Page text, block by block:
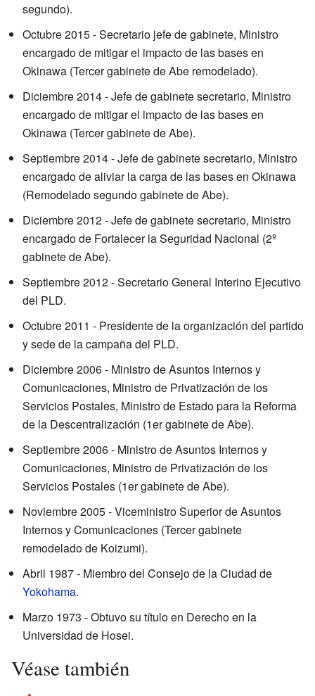
segundo).
Octubre 2015 - Secretario jefe de gabinete, Ministro
encargado de mitigar el impacto de las bases en
Okinawa (Tercer gabinete de Abe remodelado).
Diciembre 2014 - Jefe de gabinete secretario, Ministro
encargado de mitigar el impacto de las bases en
Okinawa (Tercer gabinete de Abe).
Septiembre 2014 - Jefe de gabinete secretario, Ministro
encargado de aliviar la carga de las bases en Okinawa
(Remodelado segundo gabinete de Abe).
Diciembre 2012 - Jefe de gabinete secretario, Ministro
encargado de Fortalecer la Seguridad Nacional (2º
gabinete de Abe).
Septiembre 2012 - Secretario General Interino Ejecutivo
del PLD.
Octubre 2011 - Presidente de la organización del partido
y sede de la campaña del PLD.
Diciembre 2006 - Ministro de Asuntos Internos y
Comunicaciones, Ministro de Privatización de los
Servicios Postales, Ministro de Estado para la Reforma
de la Descentralización (1er gabinete de Abe).
Septiembre 2006 - Ministro de Asuntos Internos y
Comunicaciones, Ministro de Privatización de los
Servicios Postales (1er gabinete de Abe).
Noviembre 2005 - Viceministro Superior de Asuntos
Internos y Comunicaciones (Tercer gabinete
remodelado de Koizumi).
Abril 1987 - Miembro del Consejo de la Ciudad de
Yokohama.
Marzo 1973 - Obtuvo su título en Derecho en la
Universidad de Hosei.
Véase también